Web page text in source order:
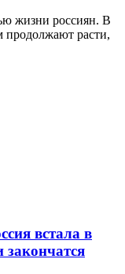
жизни россиян. В
продолжают расти,
встала в
закончатся